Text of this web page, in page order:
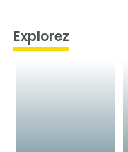
Explorez